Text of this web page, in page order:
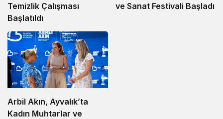
Temizlik Çalışması
Başlatıldı
ve Sanat Festivali Başladı
Arbil Akın, Ayvalık’ta
Kadın Muhtarlar ve